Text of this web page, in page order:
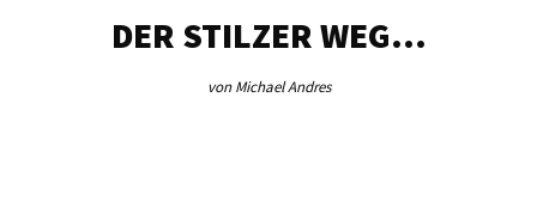
DER STILZER WEG…
von Michael Andres